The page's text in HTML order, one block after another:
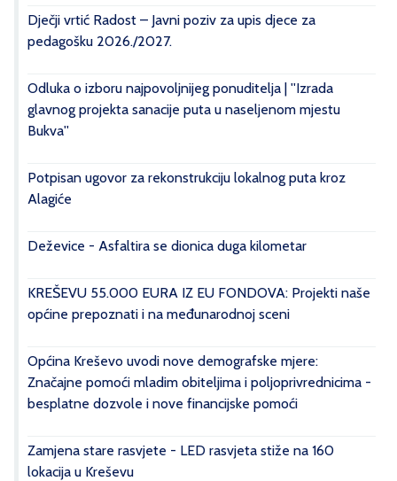
Dječji vrtić Radost – Javni poziv za upis djece za
pedagošku 2026./2027.
Odluka o izboru najpovoljnijeg ponuditelja | ''Izrada
glavnog projekta sanacije puta u naseljenom mjestu
Bukva''
Potpisan ugovor za rekonstrukciju lokalnog puta kroz
Alagiće
Deževice - Asfaltira se dionica duga kilometar
KREŠEVU 55.000 EURA IZ EU FONDOVA: Projekti naše
općine prepoznati i na međunarodnoj sceni
Općina Kreševo uvodi nove demografske mjere:
Značajne pomoći mladim obiteljima i poljoprivrednicima -
besplatne dozvole i nove financijske pomoći
Zamjena stare rasvjete - LED rasvjeta stiže na 160
lokacija u Kreševu